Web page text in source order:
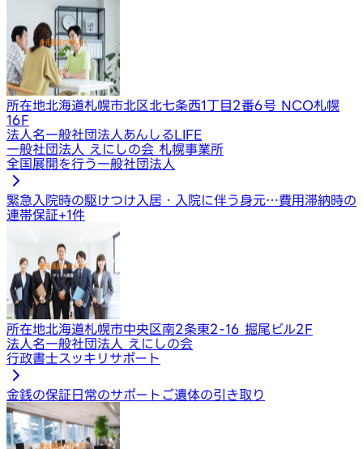
所在地北海道札幌市北区北七条西1丁目2番6号 NCO札幌
16F
法人名一般社団法人あんしるLIFE
一般社団法人 えにしの会 札幌事業所
全国展開を行う一般社団法人
緊急入院時の駆けつけ 入居・入院に伴う身元…費用滞納時の
連帯保証+1件
所在地北海道札幌市中央区南2条東2-16 掘尾ビル2F
法人名一般社団法人 えにしの会
行政書士スッキリサポート
金銭の保証日常のサポート ご遺体の引き取り